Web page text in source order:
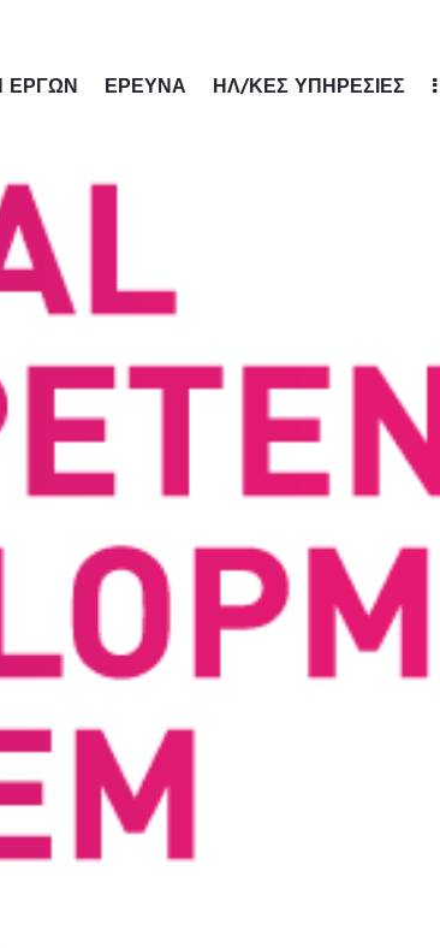
ΕΡΓΩΝ ΕΡΕΥΝΑ ΗΛ/ΚΕΣ ΥΠΗΡΕΣΙΕΣ